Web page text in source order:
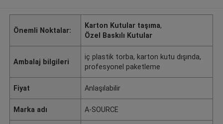
Önemli Noktalar:
Karton Kutular taşıma,
Özel Baskılı Kutular
Ambalaj bilgileri
iç plastik torba, karton kutu dışında,
profesyonel paketleme
Fiyat Anlaşılabilir
Marka adı A-SOURCE